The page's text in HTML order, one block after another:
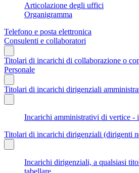
Articolazione degli uffici
Organigramma
Telefono e posta elettronica
Consulenti e collaboratori
Titolari di incarichi di collaborazione o
Personale
Titolari di incarichi dirigenziali
Incarichi amministrativi di vertice -
Titolari di incarichi dirigenziali (dirigenti
Incarichi dirigenziali, a qualsiasi
tabellare